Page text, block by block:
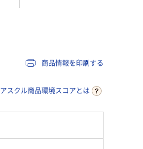
商品情報を印刷する
アスクル商品環境スコアとは